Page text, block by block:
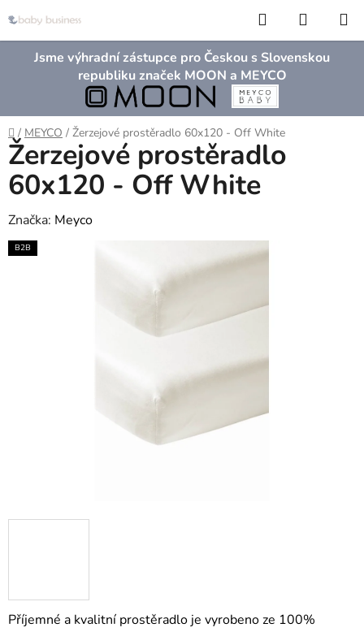
na
obsah
Jsme výhradní zástupce pro Českou s Slovenskou
republiku značek MOON a MEYCO
Hledat
KOŠÍK
Domů
/ MEYCO / Žerzejové prostěradlo 60x120 - Off White
Příjemné a kvalitní prostěradlo je vyrobeno ze 100%
Žerzejové prostěradlo
60x120 - Off White
Značka: Meyco
B2B